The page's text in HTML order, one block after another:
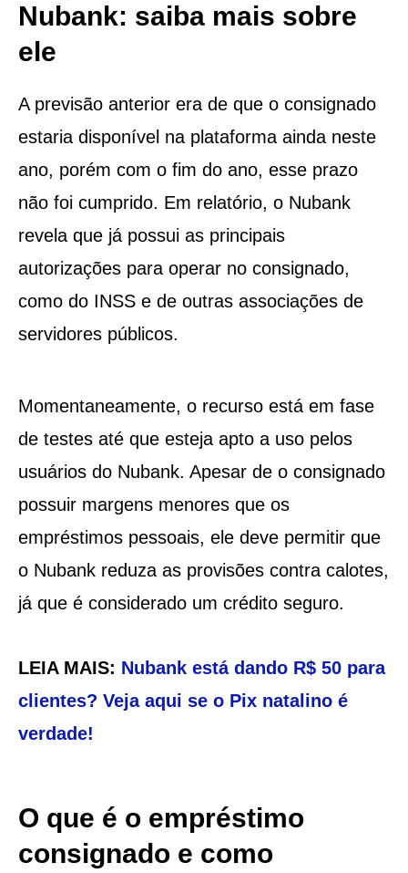
Nubank: saiba mais sobre
ele
A previsão anterior era de que o consignado
estaria disponível na plataforma ainda neste
ano, porém com o fim do ano, esse prazo
não foi cumprido. Em relatório, o Nubank
revela que já possui as principais
autorizações para operar no consignado,
como do INSS e de outras associações de
servidores públicos.
Momentaneamente, o recurso está em fase
de testes até que esteja apto a uso pelos
usuários do Nubank. Apesar de o consignado
possuir margens menores que os
empréstimos pessoais, ele deve permitir que
o Nubank reduza as provisões contra calotes,
já que é considerado um crédito seguro.
LEIA MAIS: Nubank está dando R$ 50 para
clientes? Veja aqui se o Pix natalino é
verdade!
O que é o empréstimo
consignado e como